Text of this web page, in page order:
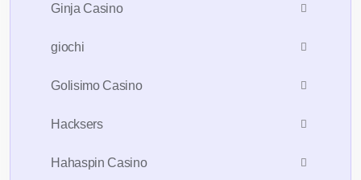
Ginja Casino
giochi
Golisimo Casino
Hacksers
Hahaspin Casino